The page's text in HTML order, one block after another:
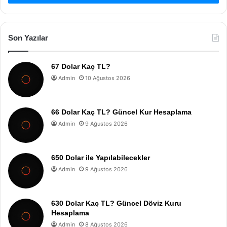
Son Yazılar
67 Dolar Kaç TL?
Admin 10 Ağustos 2026
66 Dolar Kaç TL? Güncel Kur Hesaplama
Admin 9 Ağustos 2026
650 Dolar ile Yapılabilecekler
Admin 9 Ağustos 2026
630 Dolar Kaç TL? Güncel Döviz Kuru
Hesaplama
Admin 8 Ağustos 2026